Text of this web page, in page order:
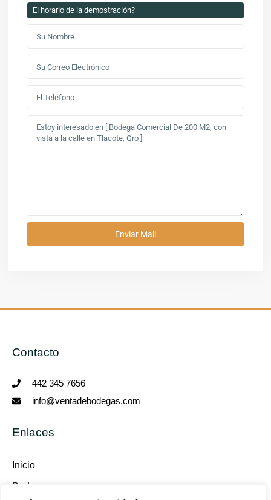
El horario de la demostración?
Contacto
442 345 7656
info@ventadebodegas.com
Enlaces
Inicio
Bodegas